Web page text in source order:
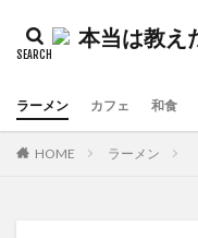
ラーメン カフェ 和食
HOME ラーメン